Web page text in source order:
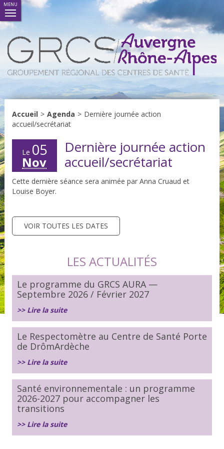
MENU
Accueil > Agenda > Dernière journée action
accueil/secrétariat
Le 05
Nov
Dernière journée action
accueil/secrétariat
Cette dernière séance sera animée par Anna Cruaud et
Louise Boyer.
VOIR TOUTES LES DATES
LES ACTUALITÉS
Le programme du GRCS AURA —
Septembre 2026 / Février 2027
>> Lire la suite
Le Respectomètre au Centre de Santé Porte
de DrômArdèche
>> Lire la suite
Santé environnementale : un programme
2026-2027 pour accompagner les
transitions
>> Lire la suite